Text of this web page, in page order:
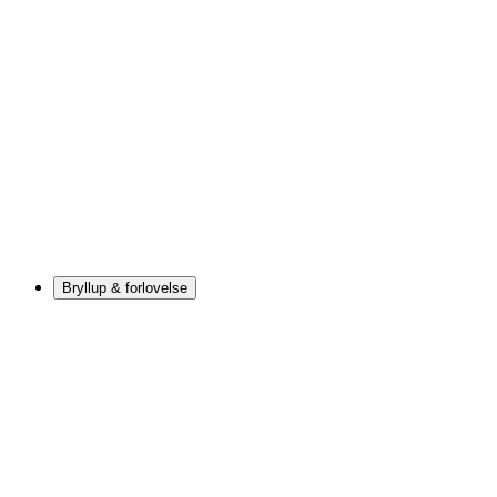
Bryllup & forlovelse